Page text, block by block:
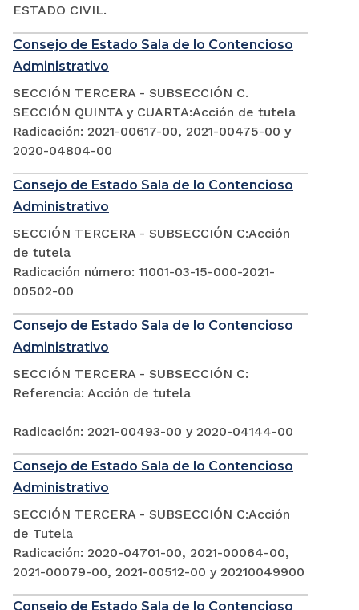
ESTADO CIVIL.
Consejo de Estado Sala de lo Contencioso
Administrativo
SECCIÓN TERCERA - SUBSECCIÓN C.
SECCIÓN QUINTA y CUARTA:Acción de tutela
Radicación: 2021-00617-00, 2021-00475-00 y
2020-04804-00
Consejo de Estado Sala de lo Contencioso
Administrativo
SECCIÓN TERCERA - SUBSECCIÓN C:Acción
de tutela
Radicación número: 11001-03-15-000-2021-
00502-00
Consejo de Estado Sala de lo Contencioso
Administrativo
SECCIÓN TERCERA - SUBSECCIÓN C:
Referencia: Acción de tutela
Radicación: 2021-00493-00 y 2020-04144-00
Consejo de Estado Sala de lo Contencioso
Administrativo
SECCIÓN TERCERA - SUBSECCIÓN C:Acción
de Tutela
Radicación: 2020-04701-00, 2021-00064-00,
2021-00079-00, 2021-00512-00 y 20210049900
Consejo de Estado Sala de lo Contencioso